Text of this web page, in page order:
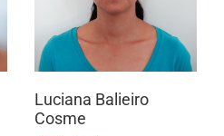
Luciana Balieiro
Cosme